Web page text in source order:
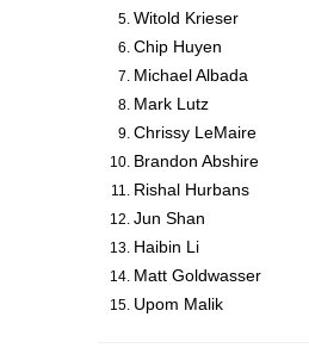
Witold Krieser
Chip Huyen
Michael Albada
Mark Lutz
Chrissy LeMaire
Brandon Abshire
Rishal Hurbans
Jun Shan
Haibin Li
Matt Goldwasser
Upom Malik